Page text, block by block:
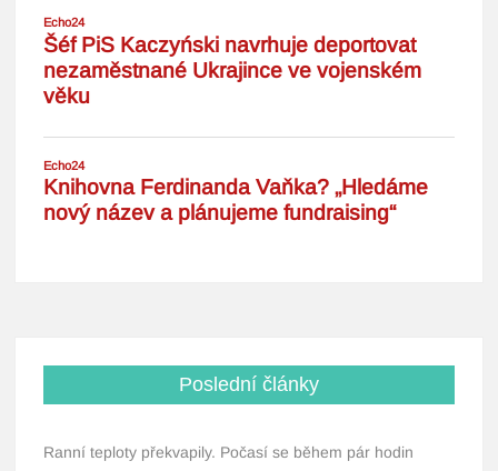
Poslední články
Ranní teploty překvapily. Počasí se během pár hodin